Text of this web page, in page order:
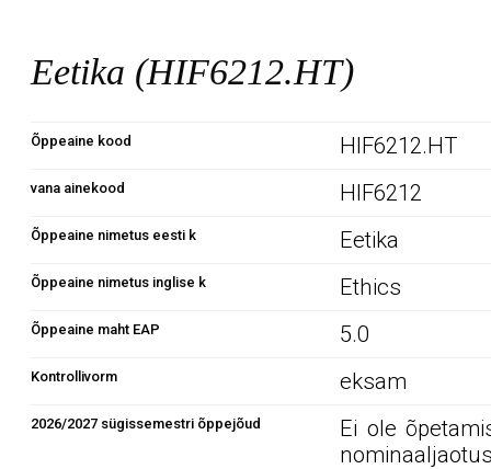
Eetika (HIF6212.HT)
Õppeaine kood HIF6212.HT
vana ainekood HIF6212
Õppeaine nimetus eesti k Eetika
Õppeaine nimetus inglise k Ethics
Õppeaine maht EAP 5.0
Kontrollivorm eksam
2026/2027 sügissemestri õppejõud
Ei ole